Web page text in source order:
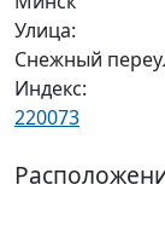
Улица:
Снежный
Индекс:
220073